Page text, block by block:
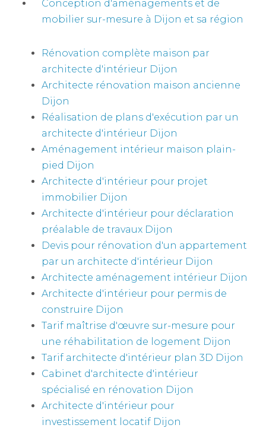
Conception d'aménagements et de
mobilier sur-mesure à Dijon et sa région
Rénovation complète maison par
architecte d'intérieur Dijon
Architecte rénovation maison ancienne
Dijon
Réalisation de plans d'exécution par un
architecte d'intérieur Dijon
Aménagement intérieur maison plain-
pied Dijon
Architecte d'intérieur pour projet
immobilier Dijon
Architecte d'intérieur pour déclaration
préalable de travaux Dijon
Devis pour rénovation d'un appartement
par un architecte d'intérieur Dijon
Architecte aménagement intérieur Dijon
Architecte d'intérieur pour permis de
construire Dijon
Tarif maîtrise d'œuvre sur-mesure pour
une réhabilitation de logement Dijon
Tarif architecte d'intérieur plan 3D Dijon
Cabinet d'architecte d'intérieur
spécialisé en rénovation Dijon
Architecte d'intérieur pour
investissement locatif Dijon